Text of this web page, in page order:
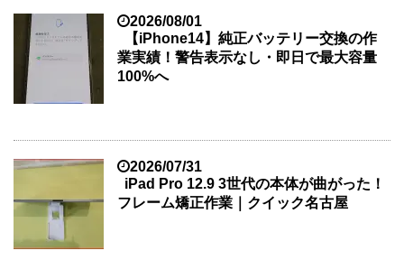
2026/08/01
【iPhone14】純正バッテリー交換の作
業実績！警告表示なし・即日で最大容量
100%へ
2026/07/31
iPad Pro 12.9 3世代の本体が曲がった！
フレーム矯正作業｜クイック名古屋